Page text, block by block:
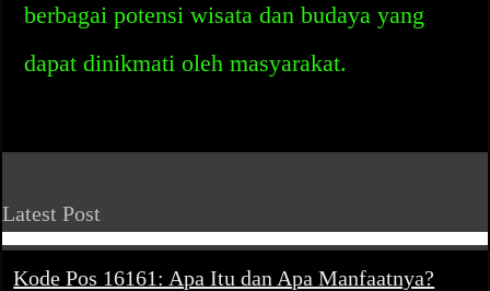
berbagai potensi wisata dan budaya yang
dapat dinikmati oleh masyarakat.
Latest Post
Kode Pos 16161: Apa Itu dan Apa Manfaatnya?